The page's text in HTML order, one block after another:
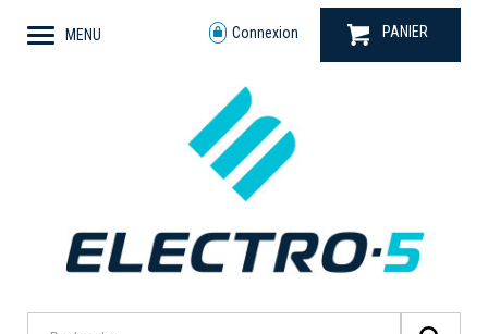
MENU Connexion PANIER